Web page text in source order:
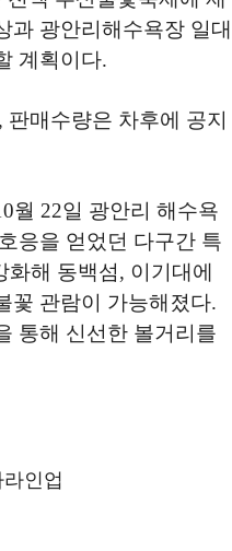
과 광안리해수욕장 일대
계획이다.
, 판매수량은 차후에 공지
월 22일 광안리 해수욕
응을 얻었던 다구간 특
화해 동백섬, 이기대에
꽃 관람이 가능해졌다.
통해 신선한 볼거리를
인업